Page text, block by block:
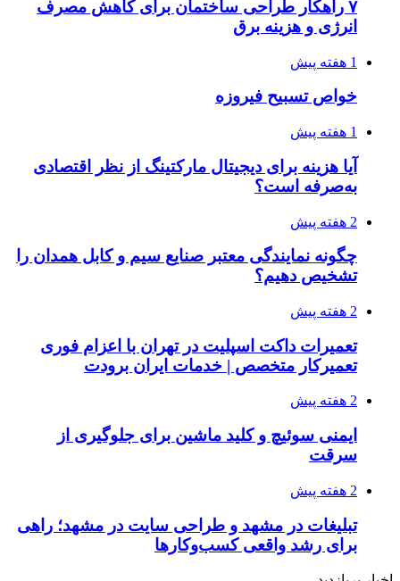
۷ راهکار طراحی ساختمان برای کاهش مصرف
انرژی و هزینه برق
1 هفته پیش
خواص تسبیح فیروزه
1 هفته پیش
آیا هزینه برای دیجیتال مارکتینگ از نظر اقتصادی
به‌صرفه است؟
2 هفته پیش
چگونه نمایندگی معتبر صنایع سیم و کابل همدان را
تشخیص دهیم؟
2 هفته پیش
تعمیرات داکت اسپلیت در تهران با اعزام فوری
تعمیرکار متخصص | خدمات ایران برودت
2 هفته پیش
ایمنی سوئیچ و کلید ماشین برای جلوگیری از
سرقت
2 هفته پیش
تبلیغات در مشهد و طراحی سایت در مشهد؛ راهی
برای رشد واقعی کسب‌وکارها